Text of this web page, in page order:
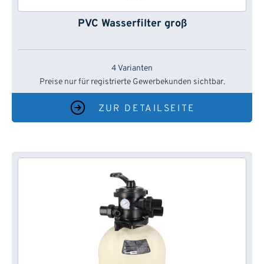
PVC Wasserfilter groß
4 Varianten
Preise nur für registrierte Gewerbekunden sichtbar.
ZUR DETAILSEITE